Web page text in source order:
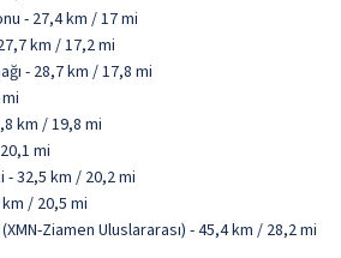
- 27,4 km / 17 mi
km / 17,2 mi
- 28,7 km / 17,8 mi
km / 19,8 mi
mi
32,5 km / 20,2 mi
/ 20,5 mi
Ziamen Uluslararası) - 45,4 km / 28,2 mi